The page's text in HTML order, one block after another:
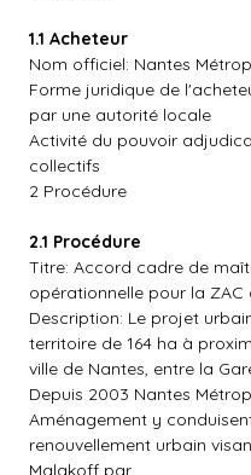
1.1 Acheteur
Nom officiel: Nantes
Forme juridique de
par une autorité locale
Activité du pouvoir
collectifs
2 Procédure
2.1 Procédure
Titre: Accord cadre de
opérationnelle pour la ZAC
Description: Le projet
territoire de 164 ha à
ville de Nantes, entre la
Depuis 2003 Nantes
Aménagement y
renouvellement urbain
Malakoff par